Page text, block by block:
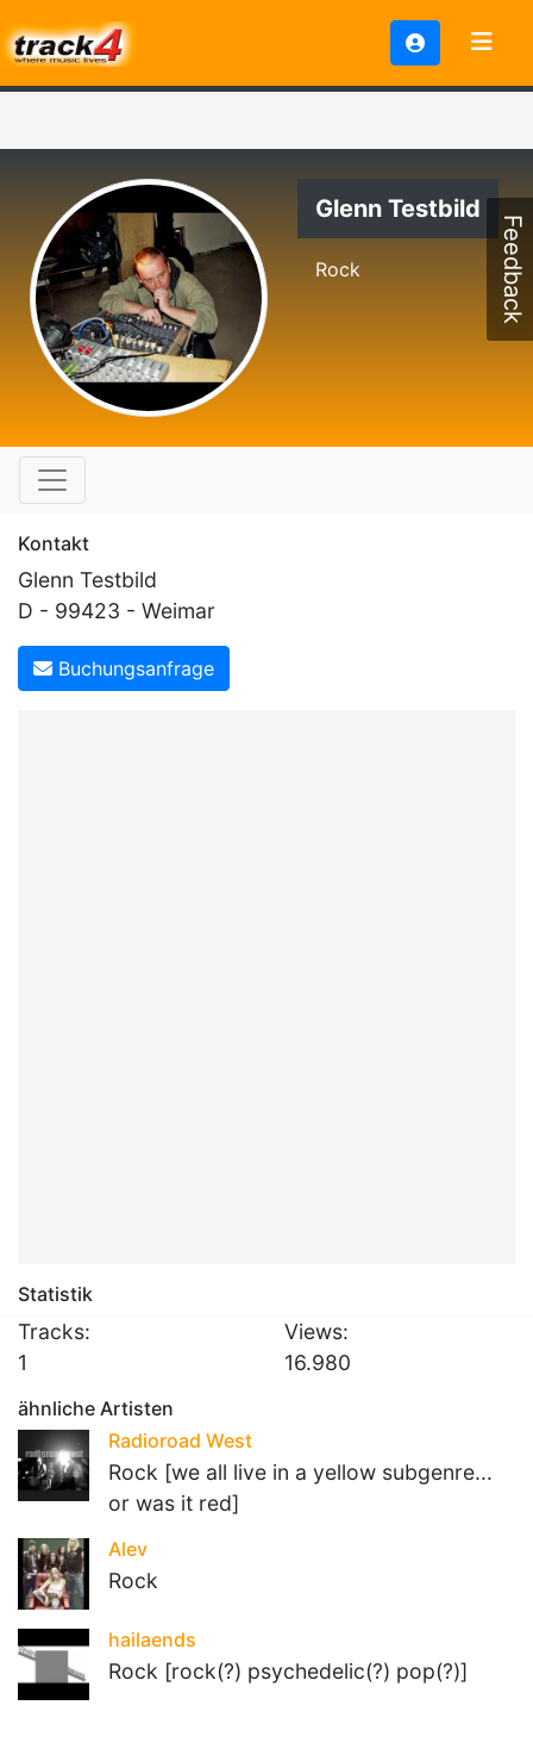
Glenn Testbild
Rock
Kontakt
Glenn Testbild
D - 99423 - Weimar
Buchungsanfrage
Statistik
Tracks:
1
Views:
16.980
ähnliche Artisten
Radioroad West
Rock [we all live in a yellow subgenre...
or was it red]
Alev
Rock
hailaends
Rock [rock(?) psychedelic(?) pop(?)]
Feedback